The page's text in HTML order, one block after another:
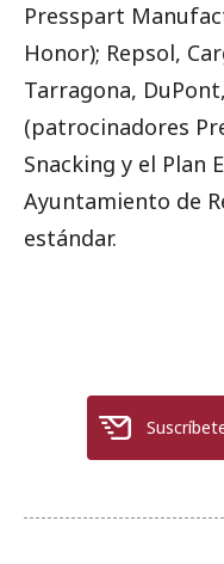
Presspart
Honor); Repsol,
Tarragona,
(patrocinadores
Snacking y el Plan
Ayuntamiento de
estándar.